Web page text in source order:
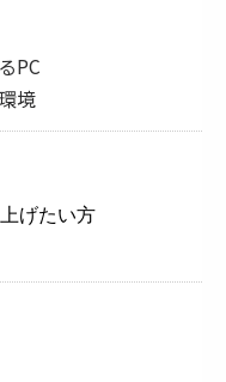
PC
境
げたい方